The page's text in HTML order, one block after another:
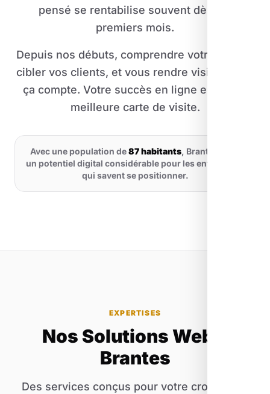
pensé se rentabilise souvent dès les
premiers mois.
Depuis nos débuts, comprendre votre métier,
cibler vos clients, et vous rendre visible là où
ça compte. Votre succès en ligne est notre
meilleure carte de visite.
Avec une population de87 habitants, Brantes offre
un potentiel digital considérable pour les entreprises
qui savent se positionner.
EXPERTISES
Nos Solutions Web à
Brantes
Des services conçus pour votre croissance